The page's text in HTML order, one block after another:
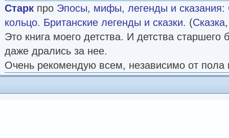
Старк про Эпосы, мифы, легенды и сказания:
кольцо. Британские легенды и сказки. (Сказка
Это книга моего детства. И детства
даже дрались за нее.
Очень рекомендую всем, независимо от пола